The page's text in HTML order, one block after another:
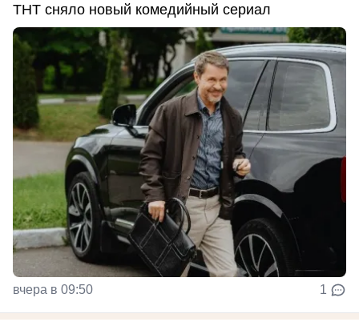
ТНТ сняло новый комедийный сериал
вчера в 09:50 1